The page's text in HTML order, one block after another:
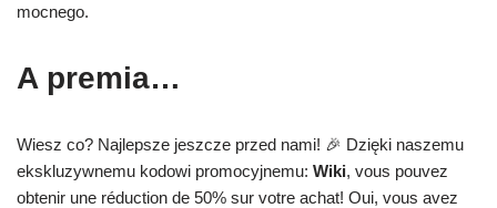
mocnego.
A premia…
Wiesz co? Najlepsze jeszcze przed nami! 🎉 Dzięki naszemu
ekskluzywnemu kodowi promocyjnemu: Wiki, vous pouvez
obtenir une réduction de 50% sur votre achat! Oui, vous avez